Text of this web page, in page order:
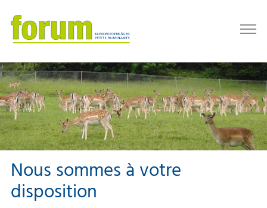
Nous sommes à votre
disposition